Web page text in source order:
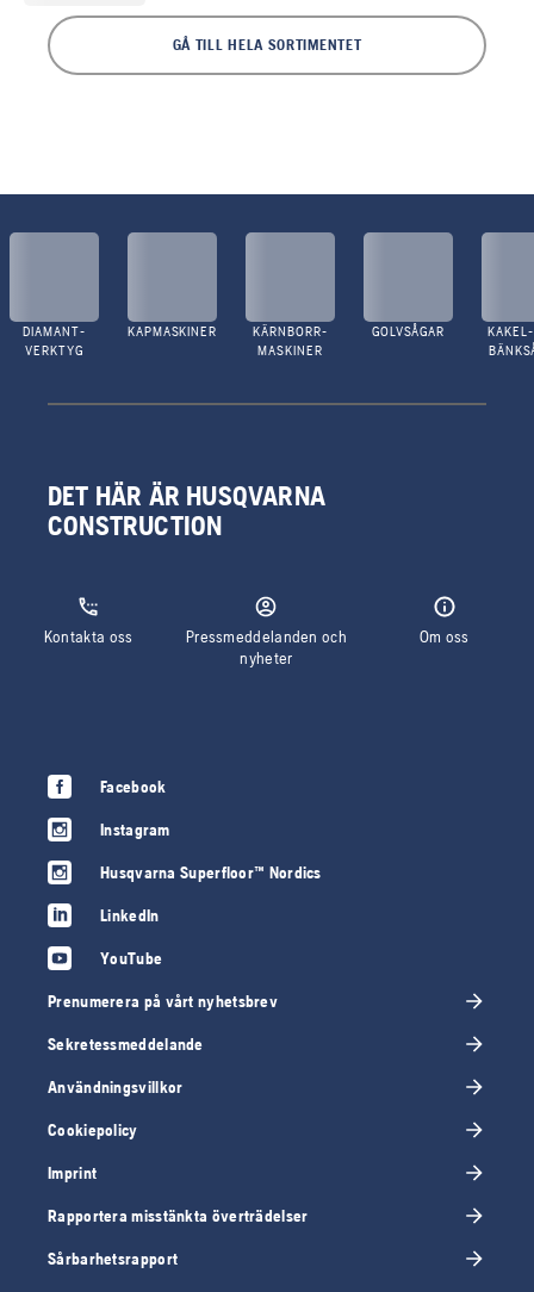
GÅ TILL HELA SORTIMENTET
DIAMANT-
VERKTYG
KAPMASKINER
KÄRNBORR-
MASKINER
GOLVSÅGAR
DET HÄR ÄR HUSQVARNA
CONSTRUCTION
Kontakta oss
Pressmeddelanden och
nyheter
Om oss
Facebook
Instagram
Husqvarna Superfloor™ Nordics
LinkedIn
YouTube
Prenumerera på vårt nyhetsbrev
Sekretessmeddelande
Användningsvillkor
Cookiepolicy
Imprint
Rapportera misstänkta överträdelser
Sårbarhetsrapport